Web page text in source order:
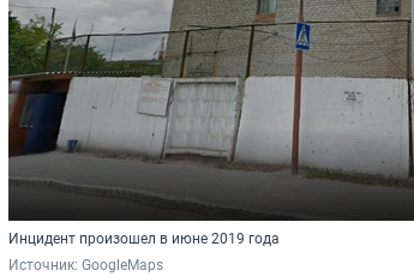
Инцидент произошел в июне 2019 года
Источник: GoogleMaps